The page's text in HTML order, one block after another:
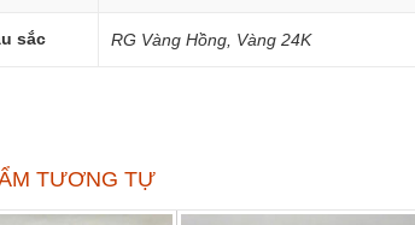
sắc RG Vàng Hồng, Vàng 24K
TƯƠNG TỰ